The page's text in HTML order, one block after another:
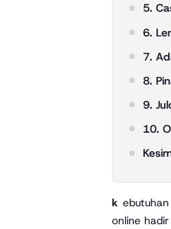
5.
6.
7.
8.
9.
10.
kebutuhan akan pinjaman uang seringkali datang dengan cepat dan mendesak. Beruntung, banyak aplikasi pinjaman
online